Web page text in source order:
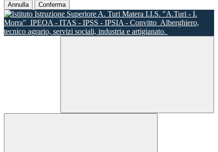
Annulla Conferma
I.I.S. "A.Turi - I.
Morra" IPEOA - ITAS - IPSS - IPSIA - Convitto Alberghiero,
tecnico agrario, servizi sociali, industria e artigianato.